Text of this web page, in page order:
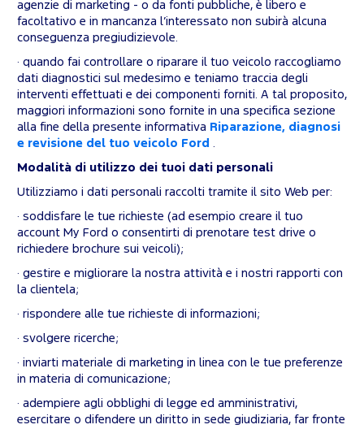
agenzie di marketing - o da fonti pubbliche, è libero e
facoltativo e in mancanza l’interessato non subirà alcuna
conseguenza pregiudizievole.
· quando fai controllare o riparare il tuo veicolo raccogliamo
dati diagnostici sul medesimo e teniamo traccia degli
interventi effettuati e dei componenti forniti. A tal proposito,
maggiori informazioni sono fornite in una specifica sezione
alla fine della presente informativa
Riparazione, diagnosi
e revisione del tuo veicolo Ford
Modalità di utilizzo dei tuoi dati personali
Utilizziamo i dati personali raccolti tramite il sito Web per:
· soddisfare le tue richieste (ad esempio creare il tuo
account My Ford o consentirti di prenotare test drive o
richiedere brochure sui veicoli);
· gestire e migliorare la nostra attività e i nostri rapporti con
la clientela;
· rispondere alle tue richieste di informazioni;
· svolgere ricerche;
· inviarti materiale di marketing in linea con le tue preferenze
in materia di comunicazione;
· adempiere agli obblighi di legge ed amministrativi,
esercitare o difendere un diritto in sede giudiziaria, far fronte